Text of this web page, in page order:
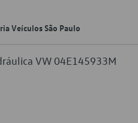
Veículos São Paulo
VW 04E145933M